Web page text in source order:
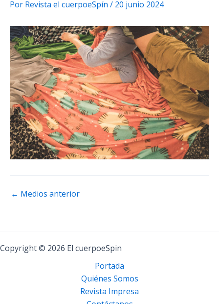
Por Revista el cuerpoeSpín / 20 junio 2024
← Medios anterior
Copyright © 2026 El cuerpoeSpin
Portada
Quiénes Somos
Revista Impresa